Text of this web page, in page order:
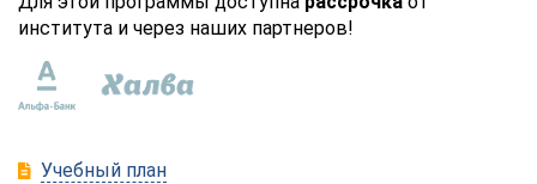
института и через наших партнеров!
Учебный план